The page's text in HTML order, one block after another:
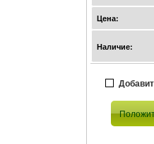
Цена:
Наличие: